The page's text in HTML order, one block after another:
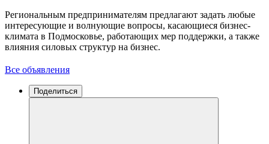
Региональным предпринимателям предлагают задать любые
интересующие и волнующие вопросы, касающиеся бизнес-
климата в Подмосковье, работающих мер поддержки, а также
влияния силовых структур на бизнес.
Все объявления
Поделиться